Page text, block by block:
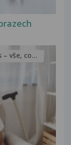
vše, co...